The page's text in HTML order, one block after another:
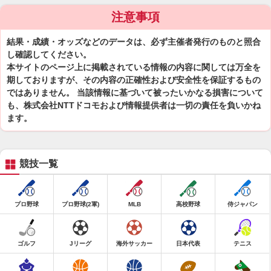
注意事項
結果・成績・オッズなどのデータは、必ず主催者発行のものと照合
し確認してください。
本サイトのページ上に掲載されている情報の内容に関しては万全を
期しておりますが、その内容の正確性および安全性を保証するもの
ではありません。 当該情報に基づいて被ったいかなる損害について
も、株式会社NTTドコモおよび情報提供者は一切の責任を負いかね
ます。
競技一覧
プロ野球 プロ野球(2軍) MLB 高校野球 侍ジャパン
ゴルフ Jリーグ 海外サッカー 日本代表 テニス